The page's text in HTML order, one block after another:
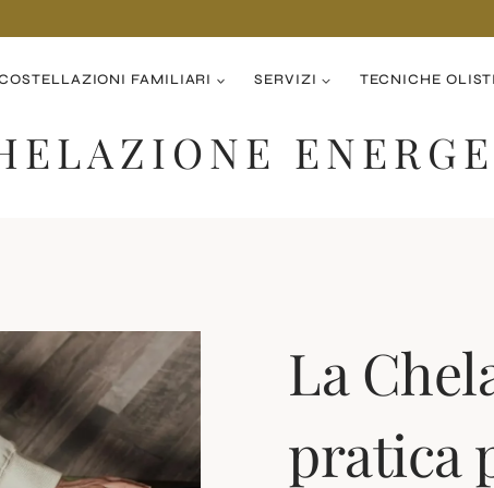
FAMILIARI SERVIZI TECNICHE
La
pratica